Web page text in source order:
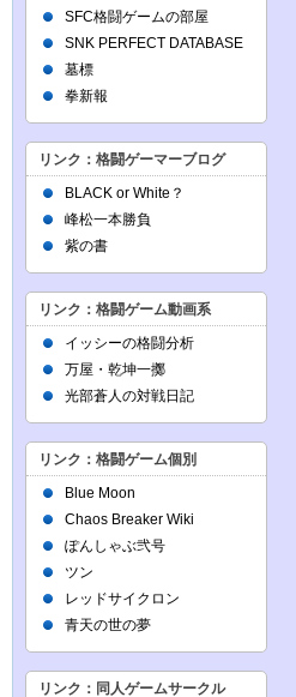
SFC格闘ゲームの部屋
SNK PERFECT DATABASE
墓標
拳新報
リンク：格闘ゲーマーブログ
BLACK or White？
峰松一本勝負
紫の書
リンク：格闘ゲーム動画系
イッシーの格闘分析
万屋・乾坤一擲
光部蒼人の対戦日記
リンク：格闘ゲーム個別
Blue Moon
Chaos Breaker Wiki
ぽんしゃぶ弐号
ツン
レッドサイクロン
青天の世の夢
リンク：同人ゲームサークル